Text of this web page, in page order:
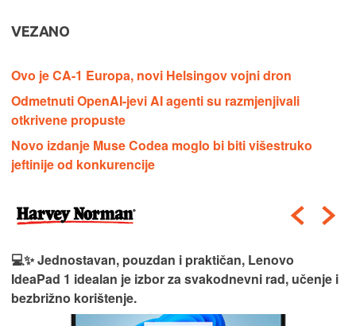
VEZANO
Ovo je CA-1 Europa, novi Helsingov vojni dron
Odmetnuti OpenAI-jevi AI agenti su razmjenjivali
otkrivene propuste
Novo izdanje Muse Codea moglo bi biti višestruko
jeftinije od konkurencije
💻✨ Jednostavan, pouzdan i praktičan, Lenovo
IdeaPad 1 idealan je izbor za svakodnevni rad, učenje i
bezbrižno korištenje.